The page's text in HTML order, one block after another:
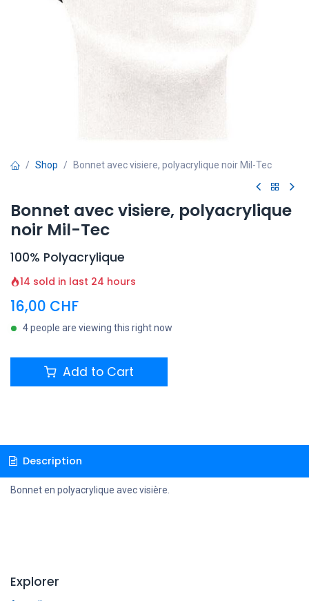
Shop Bonnet avec visiere, polyacrylique noir Mil-Tec
Bonnet avec visiere, polyacrylique
noir Mil-Tec
100% Polyacrylique
14 sold in last 24 hours
16,00 CHF
4 people are viewing this right now
Add to Cart
Description
Bonnet en polyacrylique avec visière.
Explorer